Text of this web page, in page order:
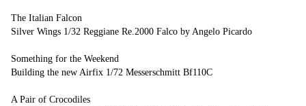
The Italian Falcon
Silver Wings 1/32 Reggiane Re.2000 Falco by Angelo Picardo
Something for the Weekend
Building the new Airfix 1/72 Messerschmitt Bf110C
A Pair of Crocodiles